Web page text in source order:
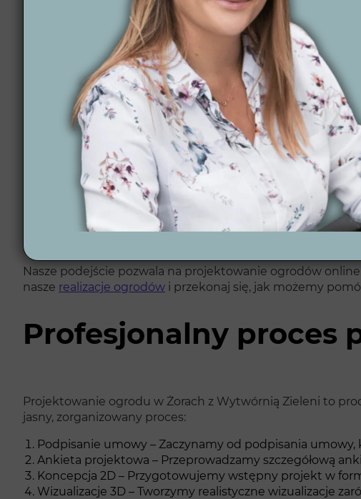
Dlaczego warto
WybierającWytwórnię Zieleni, zyskujesz pewność, że
oraz pełne zadowolenie z efektów naszej pracy. Jako
naszych klientów. Oferujemy:
Nowoczesne ogrody dopasowane do Twojego stylu życia
Profesjonalne wsparcie na każdym etapie projektu
Automatyka ogrodowa, zapewniająca komfort i
Wizualizacje 3D, które pomogą Ci zobaczyć ogród przed
Współpracę z lokalnymi wykonawcami, co gwarantuje
Nasze podejście pozwala na projektowanie ogrodów
nasze realizacje ogrodów i przekonaj się, jak możemy
Profesjonalny proces
Projektowanie ogrodu w Żorach z Wytwórnią Zieleni to
jasny, zorganizowany proces:
Podpisanie umowy – Zaczynamy od podpisania umowy,
Ankieta projektowa – Przeprowadzamy szczegółową
Koncepcja 2D – Przygotowujemy wstępny projekt w
Wizualizacje 3D – Tworzymy realistyczne wizualizacje